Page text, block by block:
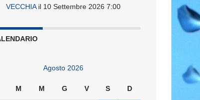
VECCHIAil 10 Settembre 2026 7:00
Agosto 2026
M M G V S D